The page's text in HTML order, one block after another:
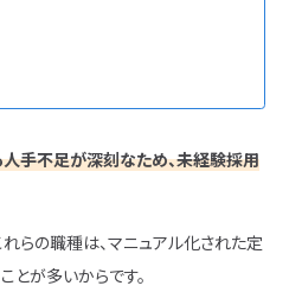
人手不足が深刻なため、未経験採用
らの職種は、マニュアル化された定
が多いからです。